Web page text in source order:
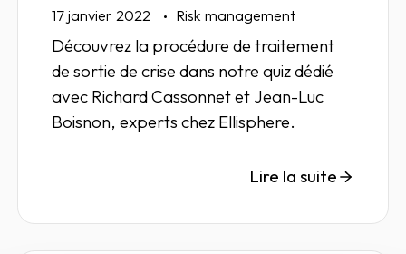
17 janvier 2022 Risk management
Découvrez la procédure de traitement
de sortie de crise dans notre quiz dédié
avec Richard Cassonnet et Jean-Luc
Boisnon, experts chez Ellisphere.
Lire la suite